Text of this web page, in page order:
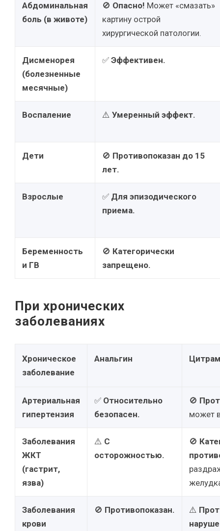
Абдоминальная
боль (в животе)
🚫 Опасно! Может «смазать»
картину острой
хирургической патологии.
Дисменорея
(болезненные
месячные)
✅ Эффективен.
Воспаление ⚠️ Умеренный эффект.
Дети 🚫 Противопоказан до 15
лет.
Взрослые ✅ Для эпизодического
приема.
Беременность
и ГВ
🚫 Категорически
запрещено.
При хронических
заболеваниях
Хроническое
заболевание
Анальгин
Артериальная
гипертензия
✅ Относительно
безопасен.
🚫
может
Заболевания
ЖКТ
(гастрит,
язва)
⚠️ С
осторожностью.
🚫
Заболевания
крови
🚫 Противопоказан. ⚠️